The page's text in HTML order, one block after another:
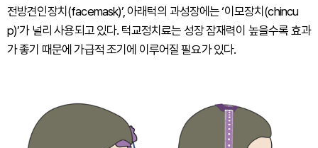
전방견인장치(facemask)’, 아래턱의 과성장에는 ‘이모장치(chincu
p)’가 널리 사용되고 있다. 턱교정치료는 성장 잠재력이 높을수록 효과
가 좋기 때문에 가급적 조기에 이루어질 필요가 있다.